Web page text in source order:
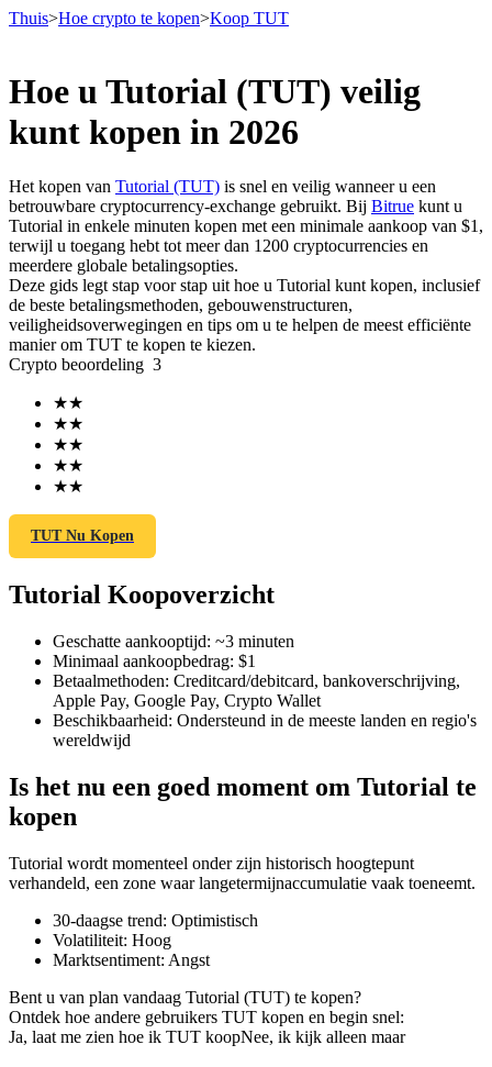
Termijncontracten
USDT-futures
Futures met USDT als onderpand
COIN-M-futures
TradFi
Derivaten voor aandelen, forex, edelmetalen en grondstoffen
USDC-futures
Futures met USDC als onderpand
Thuis>Hoe crypto te kopen>Koop TUT
Hoe u Tutorial (TUT) veilig
kunt kopen in 2026
Het kopen van Tutorial (TUT) is snel en veilig wanneer u een
betrouwbare cryptocurrency-exchange gebruikt. Bij Bitrue kunt u
Tutorial in enkele minuten kopen met een minimale aankoop van $1,
terwijl u toegang hebt tot meer dan 1200 cryptocurrencies en
meerdere globale betalingsopties.
Deze gids legt stap voor stap uit hoe u Tutorial kunt kopen, inclusief
de beste betalingsmethoden, gebouwenstructuren,
veiligheidsoverwegingen en tips om u te helpen de meest efficiënte
manier om TUT te kopen te kiezen.
Crypto beoordeling 3
★★
★★
★★
★★
★★
TUT Nu Kopen
Tutorial Koopoverzicht
Geschatte aankooptijd: ~3 minuten
Minimaal aankoopbedrag: $1
Betaalmethoden: Creditcard/debitcard, bankoverschrijving,
Apple Pay, Google Pay, Crypto Wallet
Beschikbaarheid: Ondersteund in de meeste landen en regio's
wereldwijd
Is het nu een goed moment om Tutorial te
kopen
Tutorial wordt momenteel onder zijn historisch hoogtepunt
verhandeld, een zone waar langetermijnaccumulatie vaak toeneemt.
30-daagse trend: Optimistisch
Volatiliteit: Hoog
Marktsentiment: Angst
Bent u van plan vandaag Tutorial (TUT) te kopen?
Ontdek hoe andere gebruikers TUT kopen en begin snel:
Ja, laat me zien hoe ik TUT koopNee, ik kijk alleen maar